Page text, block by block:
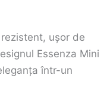
ușor de
Essenza Mini
într-un